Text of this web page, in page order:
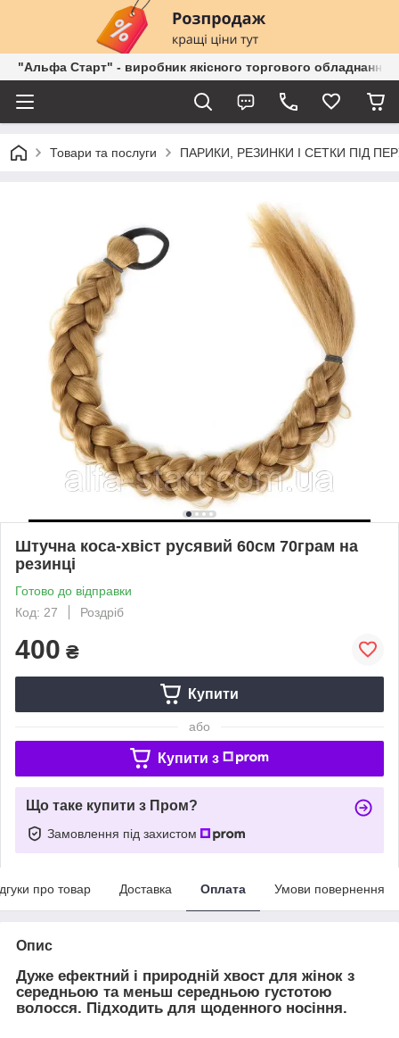
"Альфа Старт" - виробник якісного торгового обладнання
Товари та послуги ПАРИКИ, РЕЗИНКИ І СЕТКИ ПІД
Штучна коса-хвіст русявий 60см 70грам на
резинці
Готово до відправки
Код: 27
Роздріб
400 ₴
Купити
або
Купити з
Що таке купити з Пром?
Замовлення під захистом
про товар Доставка Оплата Умови повернення
Опис
Дуже ефектний і природній хвост для жінок з
середньою та меньш середньою густотою
волосся. Підходить для щоденного носіння.